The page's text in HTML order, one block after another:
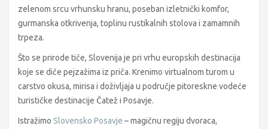
zelenom srcu vrhunsku hranu, poseban izletnički komfor,
gurmanska otkrivenja, toplinu rustikalnih stolova i zamamnih
trpeza.
Što se prirode tiče, Slovenija je pri vrhu europskih destinacija
koje se diče pejzažima iz priča. Krenimo virtualnom turom u
carstvo okusa, mirisa i doživljaja u područje pitoreskne vodeće
turističke destinacije Čatež i Posavje.
Istražimo Slovensko Posavje – magičnu regiju dvoraca,